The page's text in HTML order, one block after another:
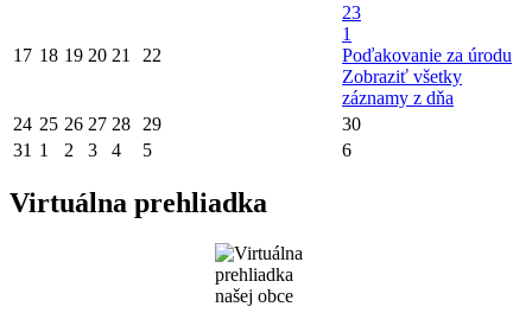
17 18 19 20 21 22
23
1
Poďakovanie za úrodu
Zobraziť všetky
záznamy z dňa
24 25 26 27 28 29
30
31 1 2 3 4 5 6
Virtuálna prehliadka